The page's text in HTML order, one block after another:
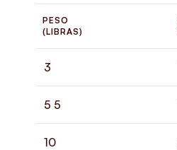
PESO
(LIBRAS)
3
5 5
10